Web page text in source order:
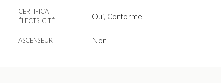
CERTIFICAT
ÉLECTRICITÉ
Oui, Conforme
ASCENSEUR Non